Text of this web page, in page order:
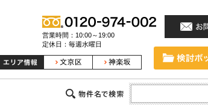
営業時間：10:00～19:00
定休日：毎週水曜日